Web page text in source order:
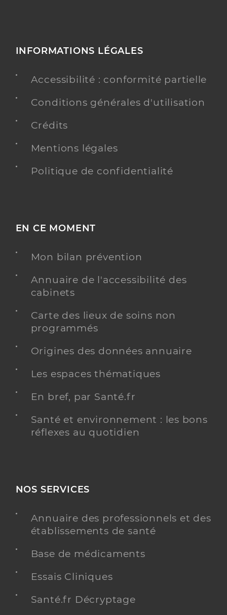
INFORMATIONS LÉGALES
Accessibilité : conformité partielle
Conditions générales d'utilisation
Crédits
Mentions légales
Politique de confidentialité
EN CE MOMENT
Mon bilan prévention
Annuaire de l'accessibilité des
cabinets
Carte des lieux de soins non
programmés
Origines des données annuaire
Les espaces thématiques
En bref, par Santé.fr
Santé et environnement : les bons
réflexes au quotidien
NOS SERVICES
Annuaire des professionnels et des
établissements de santé
Base de médicaments
Essais Cliniques
Santé.fr Décryptage